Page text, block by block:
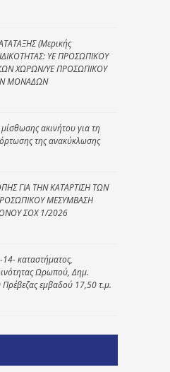
(Μερικής
ΥΕ ΠΡΟΣΩΠΙΚΟΥ
ΧΩΡΩΝ/ΥΕ ΠΡΟΣΩΠΙΚΟΥ
ΜΟΝΑΔΩΝ
ακινήτου για τη
της ανακύκλωσης
ΓΙΑ ΤΗΝ ΚΑΤΑΡΤΙΣΗ ΤΩΝ
ΜΕΣΥΜΒΑΣΗ
ΣΟΧ 1/2026
καταστήματος,
Ωρωπού, Δημ.
εμβαδού 17,50 τ.μ.